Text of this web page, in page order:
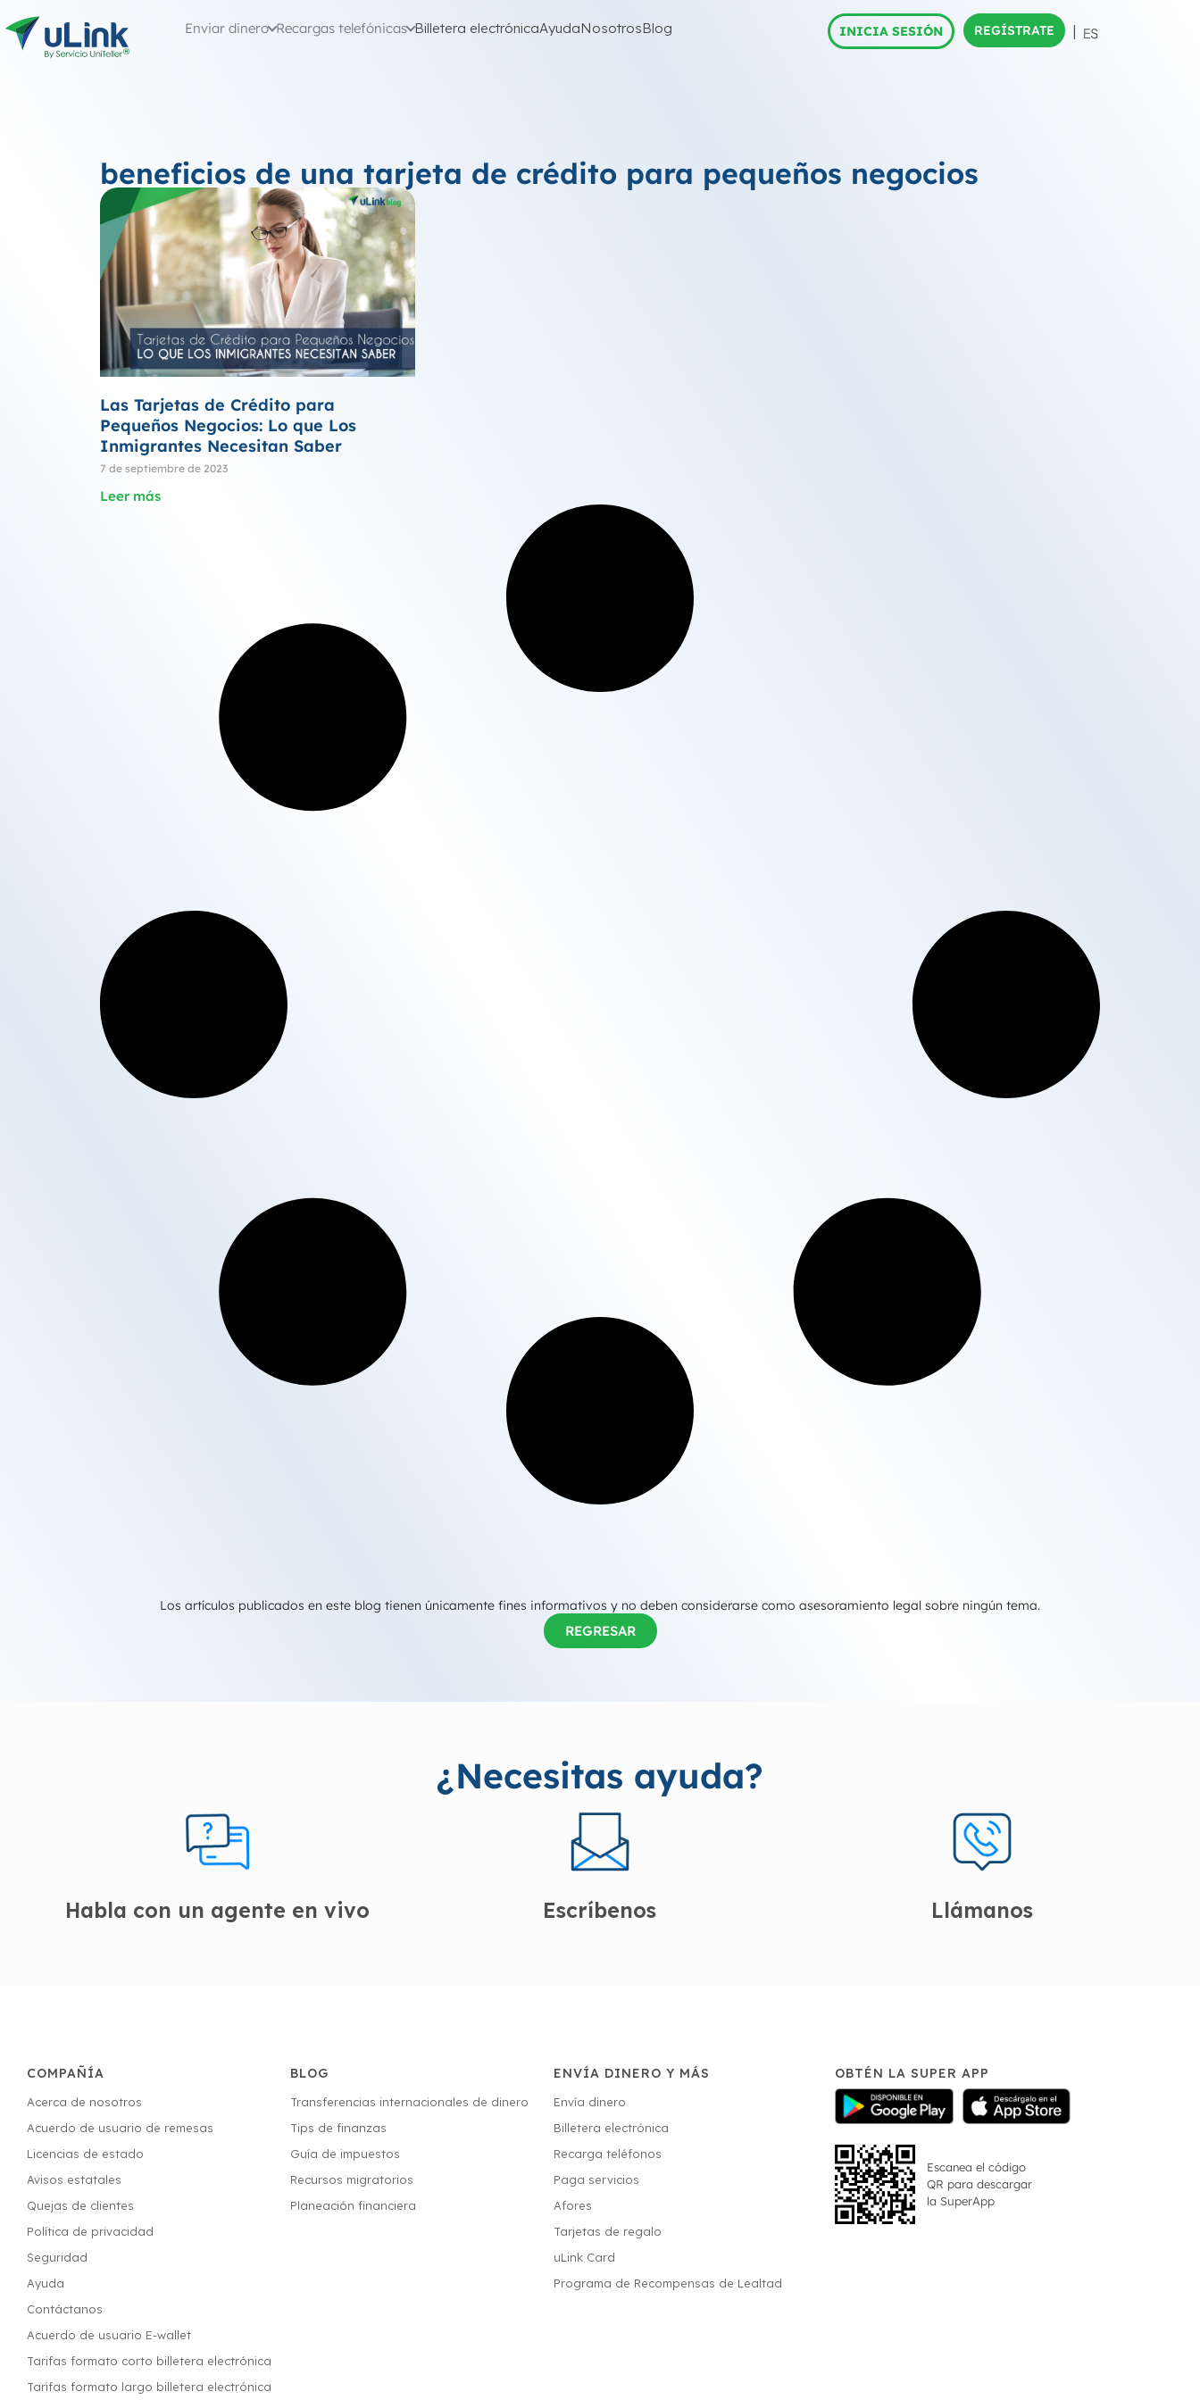
Enviar dinero Recargas telefónicas Billetera electrónicaAyudaNosotrosBlog INICIA SESIÓN REGÍSTRATE
beneficios de una tarjeta de crédito para pequeños negocios
Las Tarjetas de Crédito para
Pequeños Negocios: Lo que Los
Inmigrantes Necesitan Saber
7 de septiembre de 2023
Leer más
Los artículos publicados en este blog tienen únicamente fines informativos y no deben considerarse como asesoramiento legal sobre ningún tema.
REGRESAR
¿Necesitas ayuda?
Habla con un agente en vivo Escríbenos Llámanos
COMPAÑÍA
Acerca de nosotros
Acuerdo de usuario de remesas
Licencias de estado
Avisos estatales
Quejas de clientes
Política de privacidad
Seguridad
Ayuda
Contáctanos
Acuerdo de usuario E-wallet
Tarifas formato corto billetera electrónica
Tarifas formato largo billetera electrónica
BLOG
Transferencias internacionales de dinero
Tips de finanzas
Guía de impuestos
Recursos migratorios
Planeación financiera
ENVÍA DINERO Y MÁS
Envía dinero
Billetera electrónica
Recarga teléfonos
Paga servicios
Afores
Tarjetas de regalo
uLink Card
Programa de Recompensas de Lealtad
OBTÉN LA SUPER APP
Escanea el código
QR para descargar
la SuperApp